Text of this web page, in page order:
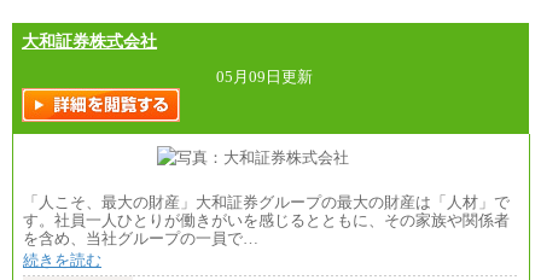
県、福島県、山形県
・月給には一律地域手当を含んだ金額を表示
（一律地域手当：※1…36,000円、※2…33,000円、
※3…28,000円、※4…25,000円、※5…23,000円）
・試用期間中も給与変更なし
●基幹職（地域限定社員）
・大学・院卒／月給185,000 円～219,000 円 ※勤務地
〈東京・神奈川〉219,000 円
〈大阪・兵庫〉209,000 円
〈愛知〉194,500 円 〈福岡〉1
大和証券株式会社
05月09日更新
「人こそ、最大の財産」大和証券グループの最大の財産は「人材」で
す。社員一人ひとりが働きがいを感じるとともに、その家族や関係者
を含め、当社グループの一員で…
続きを読む